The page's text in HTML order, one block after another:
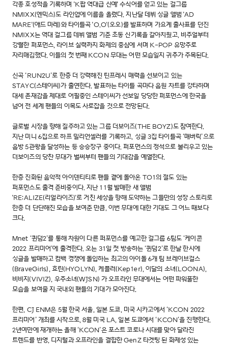
각종 호성적을 기록하며 'K팝 역대급 신예' 수식어를 얻고 있는 걸그룹
NMIXX(엔믹스)도 라인업에 이름을 올렸다. 지난달 데뷔 싱글 앨범 'AD
MARE'(애드 마레)와 타이틀곡 'O.O'(오오)를 발표하며 가요계 출사표를 던진
NMIXX는 역대 걸그룹 데뷔 앨범 기준 초동 신기록을 갈아치웠고, 비주얼부터
강렬한 퍼포먼스, 라이브 실력까지 화제의 중심에 서며 K-POP 유망주로
자리매김했다. 이들의 첫 번째 KCON 무대는 어떤 모습일지 귀추가 주목된다.
신곡 ‘RUN2U’로 한층 더 강력해진 틴프레시 매력을 선보이고 있는
STAYC(스테이씨)가 출연한다. 발표하는 타이틀 곡마다 음원 차트를 강타하며
대세 존재감을 제대로 어필중인 스테이씨가 선보일 당당한 퍼포먼스에 한국을
넘어 전 세계 팬들의 이목도 사로잡을 것으로 전망된다.
글로벌 시장을 향해 질주하고 있는 그룹 더보이즈(THE BOYZ)도 참여한다.
지난 미니 6집으로 하프 밀리언셀러를 기록하고, 싱글 3집 타이틀곡 ‘매버릭’으로
음방 5관왕을 달성하는 등 승승장구 중이다. 퍼포먼스의 정석으로 불리우고 있는
더보이즈의 당찬 무대가 벌써부터 팬들의 기대감을 예열한다.
한층 진화된 음악적 아이덴티티로 팬들 곁에 돌아온 TO1의 절도 있는
퍼포먼스도 출격 준비중이다. 지난 11월 발매한 새 앨범
'RE:ALIZE(리얼라이즈)'로 거친 세상을 향해 도약하는 그들만의 성장 스토리로
한층 더 단단해진 모습을 보여준 만큼, 이번 무대에 대한 기대도 그 어느 때보다
크다.
Mnet ‘퀸덤2’를 통해 차원이 다른 퍼포먼스를 예고한 걸그룹 6팀도 ‘케이콘
2022 프리미어’에 출격한다. 오는 31일 첫 방송하는 ‘퀸덤2’로 한날 한시에
싱글을 발매하고 컴백 경쟁에 돌입하는 최고의 아이돌 6개 팀 브레이브걸스
(BraveGirls), 효린(HYOLYN), 케플러(Kep1er), 이달의 소녀(LOONA),
비비지(VIVIZ), 우주소녀(WJSN) 가 오프라인 무대에서는 어떤 파워풀한
모습을 보여줄 지 국내외 팬들의 기대가 모아진다.
한편, CJ ENM은 5월 한국 서울, 일본 도쿄, 미국 시카고에서 ‘KCON 2022
프리미어’ 개최를 시작으로, 8월 미국 LA, 일본 도쿄에서 ‘KCON’을 진행한다.
2년여만에 재개하는 올해 ‘KCON’은 포스트 코로나 시대를 맞아 달라진
트렌드를 반영, 디지털과 오프라인을 결합한 GenZ 타겟팅 된 화제성 있는